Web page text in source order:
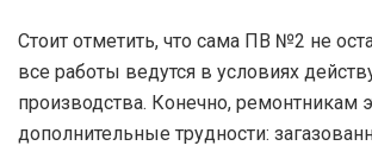
Стоит отметить, что сама ПВ №2 не
все работы ведутся в условиях
производства. Конечно, ремонтникам
дополнительные трудности: